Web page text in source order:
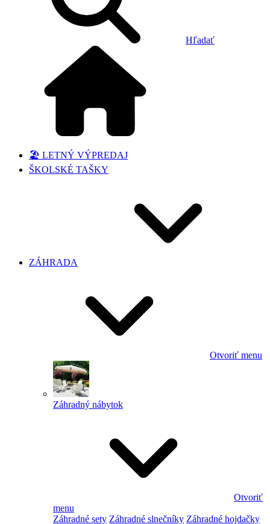
Hľadať
🏖️ LETNÝ VÝPREDAJ
ŠKOLSKÉ TAŠKY
ZÁHRADA
Otvoriť menu
Záhradný nábytok
Otvoriť
menu
Záhradné sety Záhradné slnečníky Záhradné hojdačky